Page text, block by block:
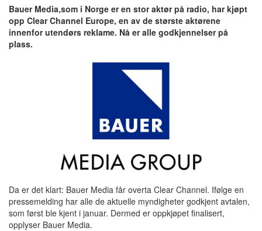
Bauer Media,som i Norge er en stor aktør på radio, har kjøpt
opp Clear Channel Europe, en av de største aktørene
innenfor utendørs reklame. Nå er alle godkjennelser på
plass.
Da er det klart: Bauer Media får overta Clear Channel. Ifølge en
pressemelding har alle de aktuelle myndigheter godkjent avtalen,
som først ble kjent i januar. Dermed er oppkjøpet finalisert,
opplyser Bauer Media.